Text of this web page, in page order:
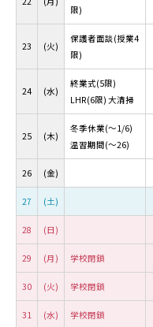
限)
23 (火)
保護者面談(授業4
限)
24 (水)
終業式(5限)
LHR(6限) 大清掃
25 (木)
冬季休業(～1/6)
温習期間(～26)
26 (金)
27 (土)
28 (日)
29 (月) 学校閉鎖
30 (火) 学校閉鎖
31 (水) 学校閉鎖